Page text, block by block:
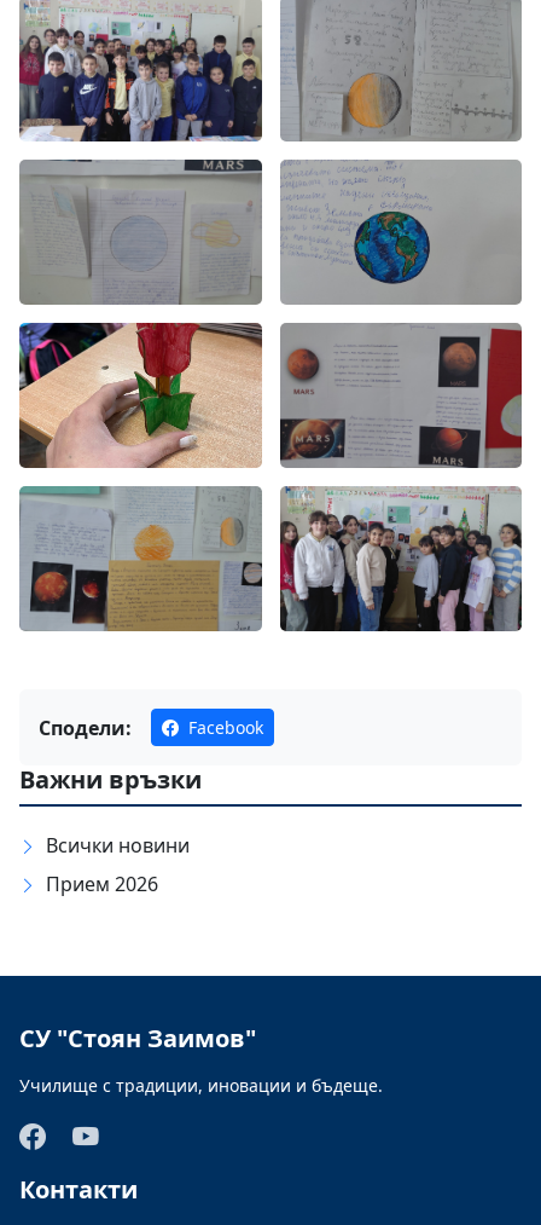
Сподели: Facebook
Важни връзки
Всички новини
Прием 2026
СУ "Стоян Заимов"
Училище с традиции, иновации и бъдеще.
Контакти